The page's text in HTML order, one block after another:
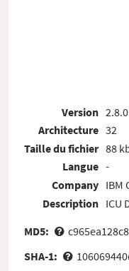
Version
Architecture
Taille du fichier
Langue
Company
Description
32
88
-
IBM
ICU
MD5:
SHA-1: